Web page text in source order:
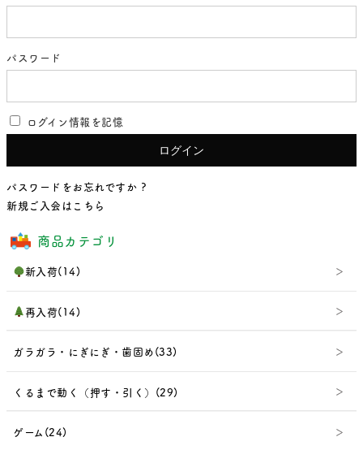
パスワード
ログイン情報を記憶
パスワードをお忘れですか ?
新規ご入会はこちら
商品カテゴリ
新入荷(14)
再入荷(14)
ガラガラ・にぎにぎ・歯固め(33)
くるまで動く（押す・引く）(29)
ゲーム(24)